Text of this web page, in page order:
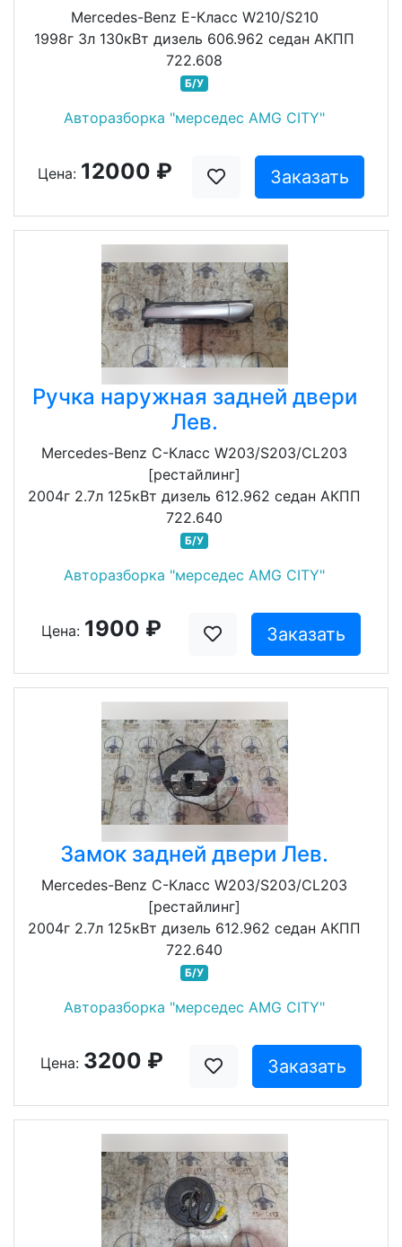
Mercedes-Benz E-Класс W210/S210
1998г 3л 130кВт дизель 606.962 седан АКПП
722.608
Б/У
Авторазборка "мерседес AMG CITY"
Цена: 12000 ₽ Заказать
Ручка наружная задней двери
Лев.
Mercedes-Benz C-Класс W203/S203/CL203
[рестайлинг]
2004г 2.7л 125кВт дизель 612.962 седан АКПП
722.640
Б/У
Авторазборка "мерседес AMG CITY"
Цена: 1900 ₽ Заказать
Замок задней двери Лев.
Mercedes-Benz C-Класс W203/S203/CL203
[рестайлинг]
2004г 2.7л 125кВт дизель 612.962 седан АКПП
722.640
Б/У
Авторазборка "мерседес AMG CITY"
Цена: 3200 ₽ Заказать